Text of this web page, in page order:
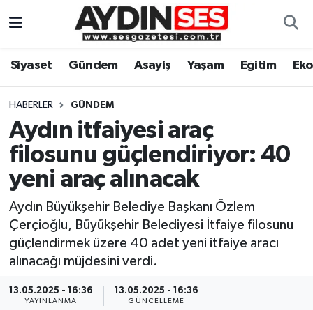
Siyaset Gündem Asayiş Yaşam Eğitim
HABERLER GÜNDEM
Aydın itfaiyesi araç
filosunu güçlendiriyor: 40
yeni araç alınacak
Aydın Büyükşehir Belediye Başkanı Özlem
Çerçioğlu, Büyükşehir Belediyesi İtfaiye filosunu
güçlendirmek üzere 40 adet yeni itfaiye aracı
alınacağı müjdesini verdi.
13.05.2025 - 16:36
YAYINLANMA
13.05.2025 - 16:36
GÜNCELLEME
Gündem
Siyaset
Ekonomi
Eğitim
Kültür Sanat
Spor
Aydın Hava Durumu
Aydin Namaz Vakitleri
Aydın Trafik Yoğunluk Haritası
Tüm Manşetler
Son Dakika Haberleri
Haber Arşivi